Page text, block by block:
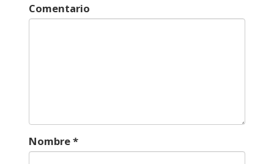
Comentario
Nombre*